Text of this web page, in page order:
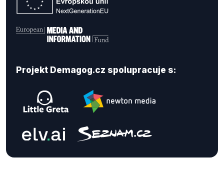
Projekt Demagog.cz spolupracuje s: